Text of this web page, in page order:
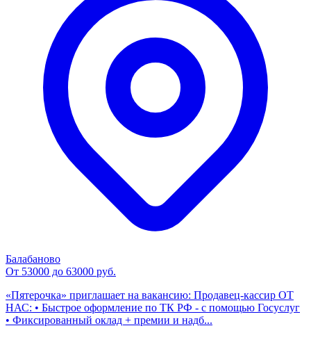
Балабаново
От 53000 до 63000 руб.
«Пятерочка» приглашает на вакансию: Продавец-кассир ОТ
НАС: • Быстрое оформление по ТК РФ - с помощью Госуслуг
• Фиксированный оклад + премии и надб...